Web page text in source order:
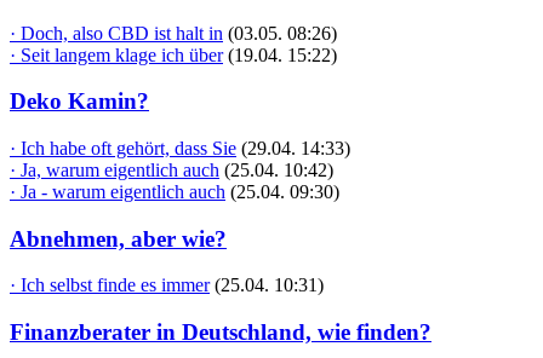
· Doch, also CBD ist halt in (03.05. 08:26)
· Seit langem klage ich über (19.04. 15:22)
Deko Kamin?
· Ich habe oft gehört, dass Sie (29.04. 14:33)
· Ja, warum eigentlich auch (25.04. 10:42)
· Ja - warum eigentlich auch (25.04. 09:30)
Abnehmen, aber wie?
· Ich selbst finde es immer (25.04. 10:31)
Finanzberater in Deutschland, wie finden?